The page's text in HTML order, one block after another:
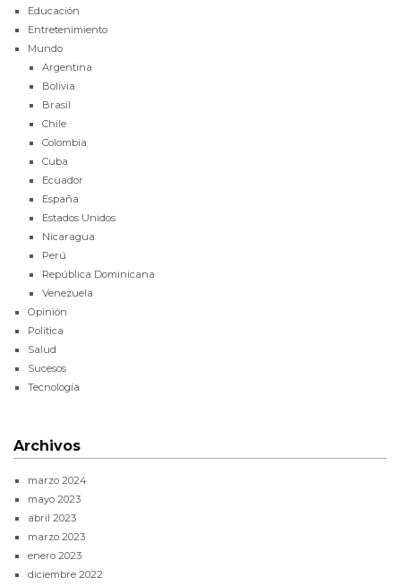
Educación
Entretenimiento
Mundo
Argentina
Bolivia
Brasil
Chile
Colombia
Cuba
Ecuador
España
Estados Unidos
Nicaragua
Perú
República Dominicana
Venezuela
Opinión
Política
Salud
Sucesos
Tecnología
Archivos
marzo 2024
mayo 2023
abril 2023
marzo 2023
enero 2023
diciembre 2022